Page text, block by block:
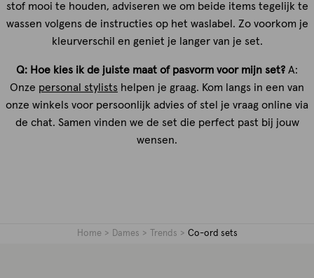
stof mooi te houden, adviseren we om beide items tegelijk te
wassen volgens de instructies op het waslabel. Zo voorkom je
kleurverschil en geniet je langer van je set.
Q: Hoe kies ik de juiste maat of pasvorm voor mijn set? A:
Onze personal stylists helpen je graag. Kom langs in een van
onze winkels voor persoonlijk advies of stel je vraag online via
de chat. Samen vinden we de set die perfect past bij jouw
wensen.
Home Dames Trends Co-ord sets